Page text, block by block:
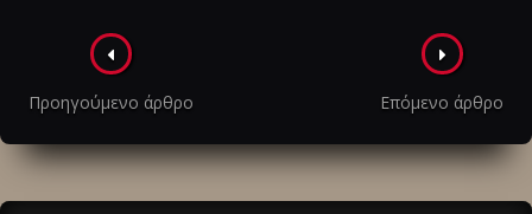
Πλοήγηση
στα
άρθρα
Προηγούμενο άρθρο Επόμενο άρθρο